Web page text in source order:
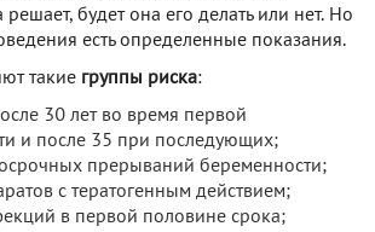
будет она его делать или нет. Но
есть определенные показания.
такие группы риска:
30 лет во время первой
и после 35 при последующих;
прерываний беременности;
с тератогенным действием;
в первой половине срока;